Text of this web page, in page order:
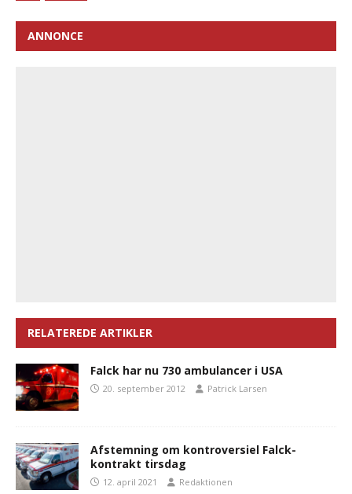
ANNONCE
RELATEREDE ARTIKLER
Falck har nu 730 ambulancer i USA
20. september 2012 Patrick Larsen
Afstemning om kontroversiel Falck-
kontrakt tirsdag
12. april 2021 Redaktionen